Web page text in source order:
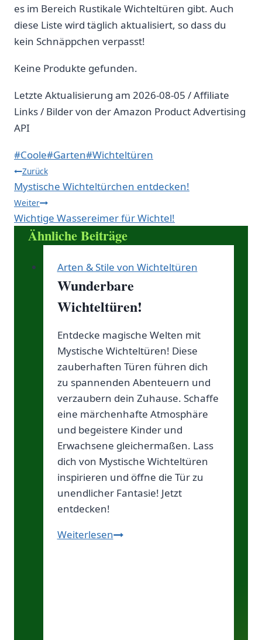
es im Bereich Rustikale Wichteltüren ⁣gibt.⁣ Auch
diese Liste wird täglich aktualisiert, so dass du
kein Schnäppchen verpasst!
Keine Produkte gefunden.
Letzte Aktualisierung am 2026-08-05 / Affiliate
Links / Bilder von der Amazon Product Advertising
API
Schlagworte:
#Coole#Garten#Wichteltüren
Beitragsnavigation
Zurück
Mystische Wichteltürchen entdecken!
Weiter
Wichtige Wassereimer für Wichtel!
Ähnliche Beiträge
Arten & Stile von Wichteltüren
Wunderbare
Wichteltüren!
Entdecke magische Welten mit
Mystische Wichteltüren! Diese
zauberhaften Türen führen dich
zu spannenden Abenteuern und
verzaubern dein Zuhause. Schaffe
eine märchenhafte Atmosphäre
und begeistere Kinder und
Erwachsene gleichermaßen. Lass
dich von Mystische Wichteltüren
inspirieren und öffne die Tür zu
unendlicher Fantasie! Jetzt
entdecken!
WeiterlesenWunderbare